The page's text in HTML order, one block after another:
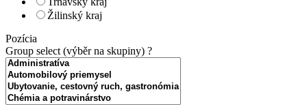
Žilinský kraj
Pozícia
Group select (výběr na skupiny) ?